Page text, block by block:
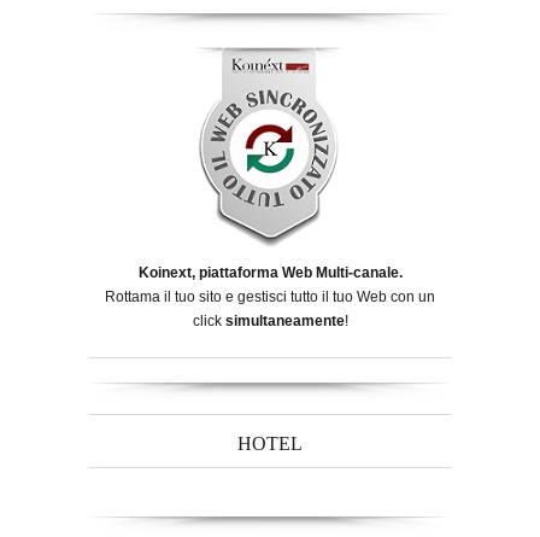
Koinext, piattaforma Web Multi-canale.
Rottama il tuo sito e gestisci tutto il tuo Web con un
click simultaneamente!
HOTEL